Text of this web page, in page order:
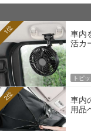
車内
活カ
1位
トピ
車内
用品
2位